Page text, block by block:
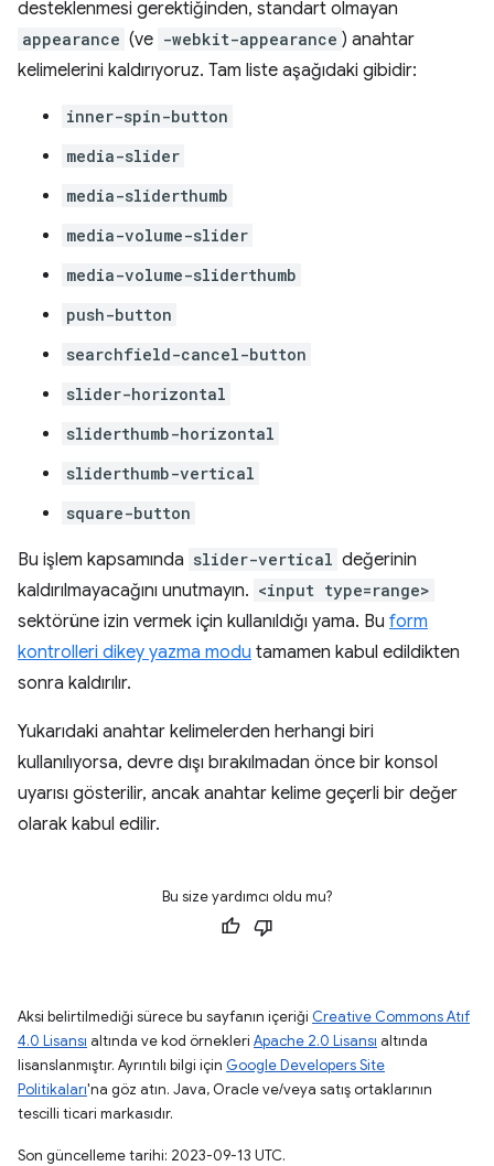
desteklenmesi gerektiğinden, standart olmayan
appearance (ve -webkit-appearance ) anahtar
kelimelerini kaldırıyoruz. Tam liste aşağıdaki gibidir:
inner-spin-button
media-slider
media-sliderthumb
media-volume-slider
media-volume-sliderthumb
push-button
searchfield-cancel-button
slider-horizontal
sliderthumb-horizontal
sliderthumb-vertical
square-button
Bu işlem kapsamında slider-vertical değerinin
kaldırılmayacağını unutmayın. <input type=range>
sektörüne izin vermek için kullanıldığı yama. Bu form
kontrolleri dikey yazma modu tamamen kabul edildikten
sonra kaldırılır.
Yukarıdaki anahtar kelimelerden herhangi biri
kullanılıyorsa, devre dışı bırakılmadan önce bir konsol
uyarısı gösterilir, ancak anahtar kelime geçerli bir değer
olarak kabul edilir.
Bu size yardımcı oldu mu?
Aksi belirtilmediği sürece bu sayfanın içeriği Creative Commons Atıf
4.0 Lisansı altında ve kod örnekleri Apache 2.0 Lisansı altında
lisanslanmıştır. Ayrıntılı bilgi için Google Developers Site
Politikaları'na göz atın. Java, Oracle ve/veya satış ortaklarının
tescilli ticari markasıdır.
Son güncelleme tarihi: 2023-09-13 UTC.